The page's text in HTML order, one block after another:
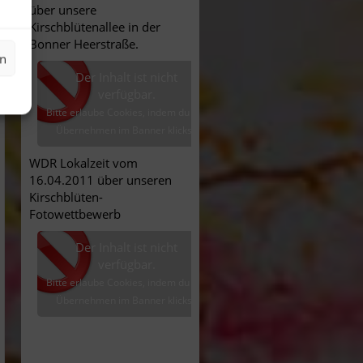
über unsere
Kirschblütenallee in der
Bonner Heerstraße.
Der Inhalt ist nicht
Bitte erlaube Cookies, indem du auf
WDR Lokalzeit vom
16.04.2011 über unseren
Kirschblüten-
Fotowettbewerb
Der Inhalt ist nicht
Bitte erlaube Cookies, indem du auf